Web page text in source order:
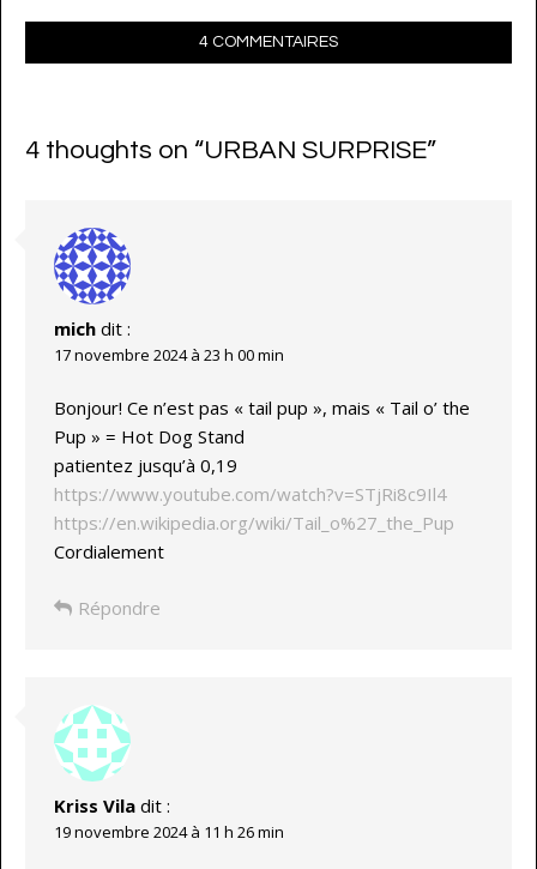
4 COMMENTAIRES
4 thoughts on “URBAN SURPRISE”
mich dit :
17 novembre 2024 à 23 h 00 min
Bonjour! Ce n’est pas « tail pup », mais « Tail o’ the
Pup » = Hot Dog Stand
patientez jusqu’à 0,19
https://www.youtube.com/watch?v=STjRi8c9Il4
https://en.wikipedia.org/wiki/Tail_o%27_the_Pup
Cordialement
Répondre
Kriss Vila dit :
19 novembre 2024 à 11 h 26 min